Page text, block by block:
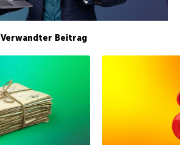
Verwandter Beitrag